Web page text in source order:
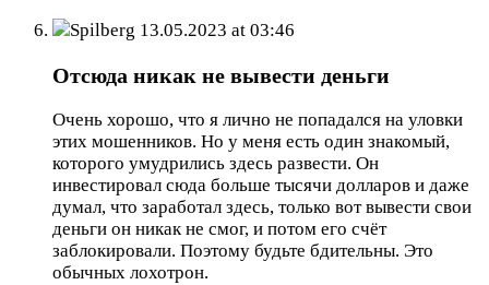
Spilberg 13.05.2023 at 03:46
Отсюда никак не вывести деньги
Очень хорошо, что я лично не попадался на уловки
этих мошенников. Но у меня есть один знакомый,
которого умудрились здесь развести. Он
инвестировал сюда больше тысячи долларов и даже
думал, что заработал здесь, только вот вывести свои
деньги он никак не смог, и потом его счёт
заблокировали. Поэтому будьте бдительны. Это
обычных лохотрон.